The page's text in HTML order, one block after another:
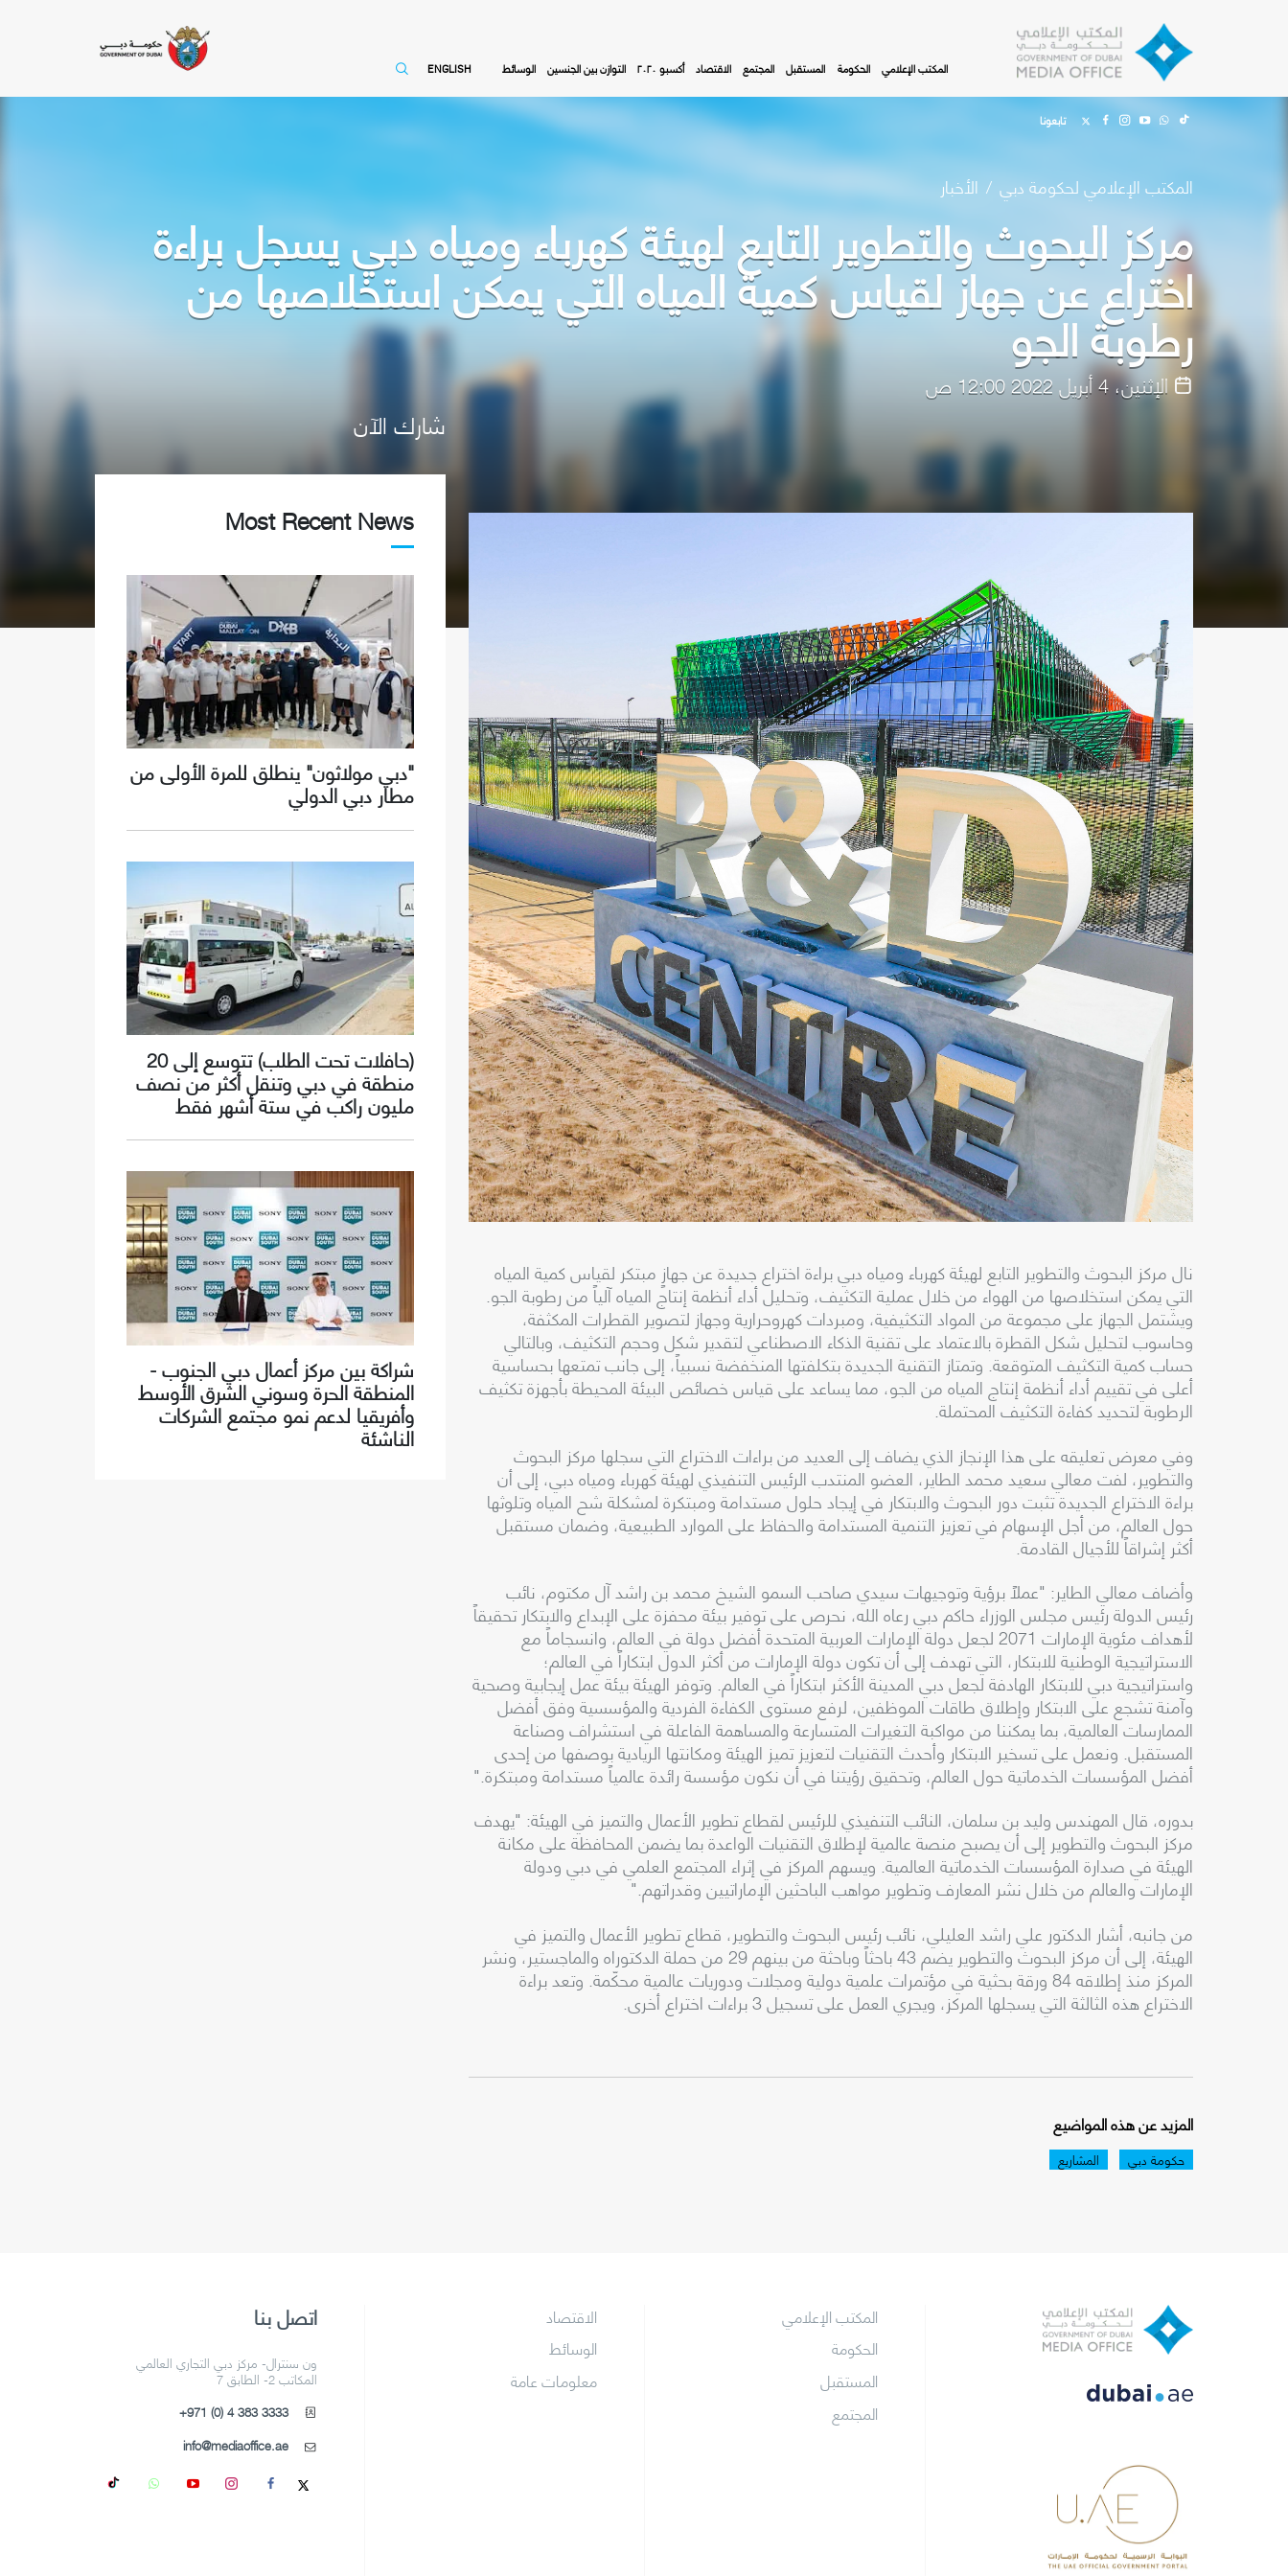
المكتب الإعلامي الحكومة المستقبل المجتمع الاقتصاد أكسبو ٢٠٢٠ التوازن بين الجنسين الوسائط ENGLISH
تابعونا
المكتب الإعلامي لحكومة دبي الأخبار
مركز البحوث والتطوير التابع لهيئة كهرباء ومياه دبي يسجل براءة
اختراع عن جهاز لقياس كمية المياه التي يمكن استخلاصها من
رطوبة الجو
الإثنين، 4 أبريل 2022 12:00 ص
نال مركز البحوث والتطوير التابع لهيئة كهرباء ومياه دبي براءة اختراع جديدة عن جهازٍ مبتكر لقياس كمية المياه
التي يمكن استخلاصها من الهواء من خلال عملية التكثيف، وتحليل أداء أنظمة إنتاج المياه آلياً من رطوبة الجو.
ويشتمل الجهاز على مجموعة من المواد التكثيفية، ومبردات كهروحرارية وجهاز لتصوير القطرات المكثفة،
وحاسوب لتحليل شكل القطرة بالاعتماد على تقنية الذكاء الاصطناعي لتقدير شكل وحجم التكثيف، وبالتالي
حساب كمية التكثيف المتوقعة. وتمتاز التقنية الجديدة بتكلفتها المنخفضة نسبياً، إلى جانب تمتعها بحساسية
أعلى في تقييم أداء أنظمة إنتاج المياه من الجو، مما يساعد على قياس خصائص البيئة المحيطة بأجهزة تكثيف
الرطوبة لتحديد كفاءة التكثيف المحتملة.
وفي معرض تعليقه على هذا الإنجاز الذي يضاف إلى العديد من براءات الاختراع التي سجلها مركز البحوث
والتطوير، لفت معالي سعيد محمد الطاير، العضو المنتدب الرئيس التنفيذي لهيئة كهرباء ومياه دبي، إلى أن
براءة الاختراع الجديدة تثبت دور البحوث والابتكار في إيجاد حلول مستدامة ومبتكرة لمشكلة شح المياه وتلوثها
حول العالم، من أجل الإسهام في تعزيز التنمية المستدامة والحفاظ على الموارد الطبيعية، وضمان مستقبل
أكثر إشراقاً للأجيال القادمة.
وأضاف معالي الطاير: "عملاً برؤية وتوجيهات سيدي صاحب السمو الشيخ محمد بن راشد آل مكتوم، نائب
رئيس الدولة رئيس مجلس الوزراء حاكم دبي رعاه الله، نحرص على توفير بيئة محفزة على الإبداع والابتكار تحقيقاً
لأهداف مئوية الإمارات 2071 لجعل دولة الإمارات العربية المتحدة أفضل دولة في العالم، وانسجاماً مع
الاستراتيجية الوطنية للابتكار، التي تهدف إلى أن تكون دولة الإمارات من أكثر الدول ابتكاراً في العالم؛
واستراتيجية دبي للابتكار الهادفة لجعل دبي المدينة الأكثر ابتكاراً في العالم. وتوفر الهيئة بيئة عمل إيجابية وصحية
وآمنة تشجع على الابتكار وإطلاق طاقات الموظفين، لرفع مستوى الكفاءة الفردية والمؤسسية وفق أفضل
الممارسات العالمية، بما يمكننا من مواكبة التغيرات المتسارعة والمساهمة الفاعلة في استشراف وصناعة
المستقبل. ونعمل على تسخير الابتكار وأحدث التقنيات لتعزيز تميز الهيئة ومكانتها الريادية بوصفها من إحدى
أفضل المؤسسات الخدماتية حول العالم، وتحقيق رؤيتنا في أن نكون مؤسسة رائدة عالمياً مستدامة ومبتكرة."
بدوره، قال المهندس وليد بن سلمان، النائب التنفيذي للرئيس لقطاع تطوير الأعمال والتميز في الهيئة: "يهدف
مركز البحوث والتطوير إلى أن يصبح منصة عالمية لإطلاق التقنيات الواعدة بما يضمن المحافظة على مكانة
الهيئة في صدارة المؤسسات الخدماتية العالمية. ويسهم المركز في إثراء المجتمع العلمي في دبي ودولة
الإمارات والعالم من خلال نشر المعارف وتطوير مواهب الباحثين الإماراتيين وقدراتهم."
من جانبه، أشار الدكتور علي راشد العليلي، نائب رئيس البحوث والتطوير، قطاع تطوير الأعمال والتميز في
الهيئة، إلى أن مركز البحوث والتطوير يضم 43 باحثاً وباحثة من بينهم 29 من حملة الدكتوراه والماجستير، ونشر
المركز منذ إطلاقه 84 ورقة بحثية في مؤتمرات علمية دولية ومجلات ودوريات عالمية محكّمة. وتعد براءة
الاختراع هذه الثالثة التي يسجلها المركز، ويجري العمل على تسجيل 3 براءات اختراع أخرى.
المزيد عن هذه المواضيع
حكومة دبي المشاريع
شارك الآن
Most Recent News
"دبي مولاثون" ينطلق للمرة الأولى من
مطار دبي الدولي
(حافلات تحت الطلب) تتوسع إلى 20
منطقة في دبي وتنقل أكثر من نصف
مليون راكب في ستة أشهر فقط
شراكة بين مركز أعمال دبي الجنوب -
المنطقة الحرة وسوني الشرق الأوسط
وأفريقيا لدعم نمو مجتمع الشركات
الناشئة
المكتب الإعلامي
الحكومة
المستقبل
المجتمع
الاقتصاد
الوسائط
معلومات عامة
اتصل بنا
ون سنترال- مركز دبي التجاري العالمي
المكاتب 2- الطابق 7
+971 (0) 4 383 3333
info@mediaoffice.ae